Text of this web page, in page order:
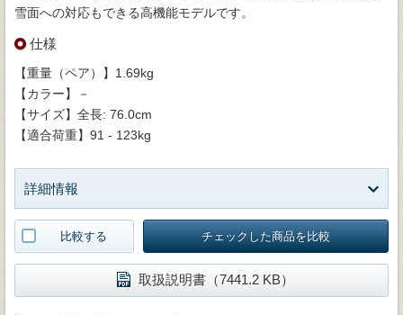
雪面への対応もできる高機能モデルです。
仕様
【重量（ペア）】1.69kg
【カラー】－
【サイズ】全長: 76.0cm
【適合荷重】91 - 123kg
詳細情報
比較する チェックした商品を比較
取扱説明書（7441.2 KB）